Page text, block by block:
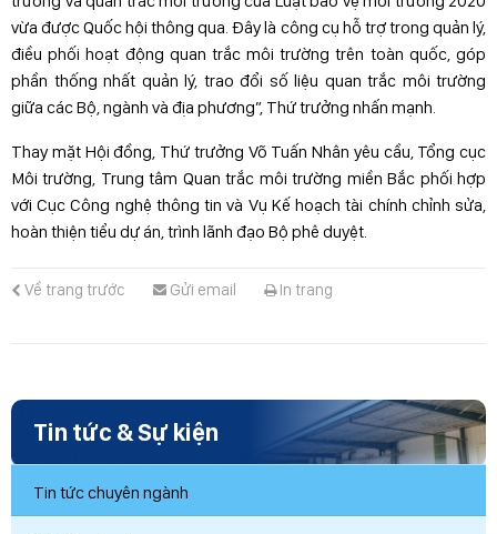
vừa được Quốc hội thông qua. Đây là công cụ hỗ trợ trong quản lý,
điều phối hoạt động quan trắc môi trường trên toàn quốc, góp
phần thống nhất quản lý, trao đổi số liệu quan trắc môi trường
giữa các Bộ, ngành và địa phương”, Thứ trưởng nhấn mạnh.
Thay mặt Hội đồng, Thứ trưởng Võ Tuấn Nhân yêu cầu, Tổng cục
Môi trường, Trung tâm Quan trắc môi trường miền Bắc phối hợp
với Cục Công nghệ thông tin và Vụ Kế hoạch tài chính chỉnh sửa,
hoàn thiện tiểu dự án, trình lãnh đạo Bộ phê duyệt.
Về trang trước Gửi email In trang
Tin tức & Sự kiện
Tin tức chuyên ngành